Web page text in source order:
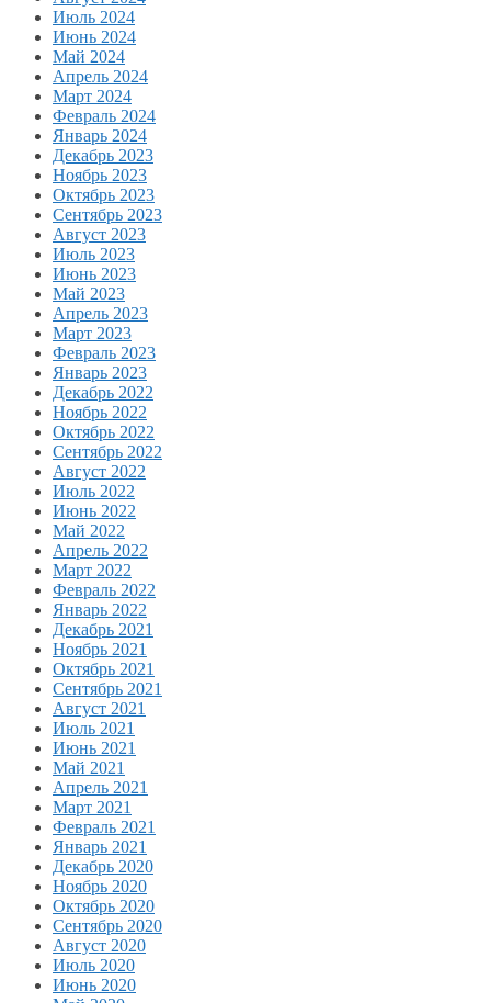
Июль 2024
Июнь 2024
Май 2024
Апрель 2024
Март 2024
Февраль 2024
Январь 2024
Декабрь 2023
Ноябрь 2023
Октябрь 2023
Сентябрь 2023
Август 2023
Июль 2023
Июнь 2023
Май 2023
Апрель 2023
Март 2023
Февраль 2023
Январь 2023
Декабрь 2022
Ноябрь 2022
Октябрь 2022
Сентябрь 2022
Август 2022
Июль 2022
Июнь 2022
Май 2022
Апрель 2022
Март 2022
Февраль 2022
Январь 2022
Декабрь 2021
Ноябрь 2021
Октябрь 2021
Сентябрь 2021
Август 2021
Июль 2021
Июнь 2021
Май 2021
Апрель 2021
Март 2021
Февраль 2021
Январь 2021
Декабрь 2020
Ноябрь 2020
Октябрь 2020
Сентябрь 2020
Август 2020
Июль 2020
Июнь 2020